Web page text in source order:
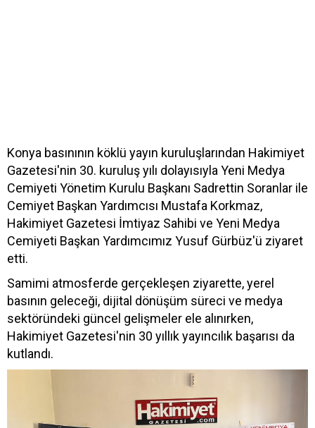
Konya basınının köklü yayın kuruluşlarından Hakimiyet
Gazetesi'nin 30. kuruluş yılı dolayısıyla Yeni Medya
Cemiyeti Yönetim Kurulu Başkanı Sadrettin Soranlar ile
Cemiyet Başkan Yardımcısı Mustafa Korkmaz,
Hakimiyet Gazetesi İmtiyaz Sahibi ve Yeni Medya
Cemiyeti Başkan Yardımcımız Yusuf Gürbüz'ü ziyaret
etti.
Samimi atmosferde gerçekleşen ziyarette, yerel
basının geleceği, dijital dönüşüm süreci ve medya
sektöründeki güncel gelişmeler ele alınırken,
Hakimiyet Gazetesi'nin 30 yıllık yayıncılık başarısı da
kutlandı.